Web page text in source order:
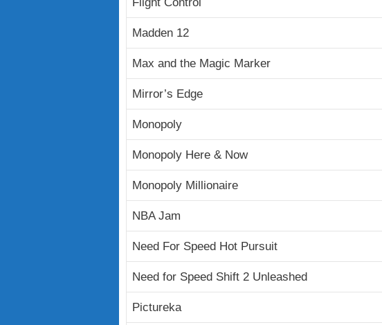
Flight Control
Madden 12
Max and the Magic Marker
Mirror’s Edge
Monopoly
Monopoly Here & Now
Monopoly Millionaire
NBA Jam
Need For Speed Hot Pursuit
Need for Speed Shift 2 Unleashed
Pictureka